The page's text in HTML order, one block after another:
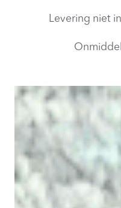
Levering niet